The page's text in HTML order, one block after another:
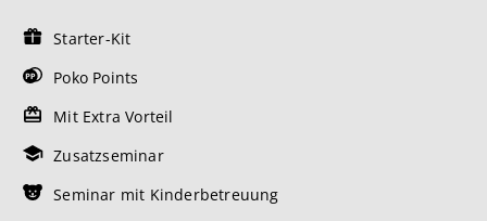
Starter-Kit
Poko Points
Mit Extra Vorteil
Zusatzseminar
Seminar mit Kinderbetreuung